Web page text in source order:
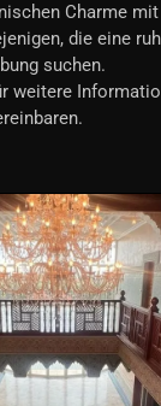
Charme
die eine
suchen.
weitere